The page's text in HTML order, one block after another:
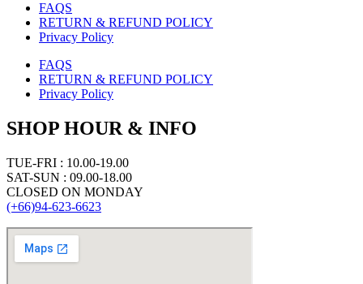
FAQS
RETURN & REFUND POLICY
Privacy Policy
FAQS
RETURN & REFUND POLICY
Privacy Policy
SHOP HOUR & INFO
TUE-FRI : 10.00-19.00
SAT-SUN : 09.00-18.00
CLOSED ON MONDAY
(+66)94-623-6623